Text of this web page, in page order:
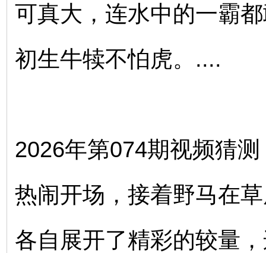
可真大，连水中的一霸
初生牛犊不怕虎。....
2026年第074期视频猜
热闹开场，接着野马在
各自展开了精彩的较量